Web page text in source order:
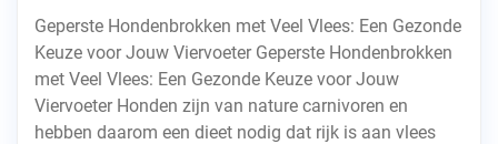
Geperste Hondenbrokken met Veel Vlees: Een Gezonde
Keuze voor Jouw Viervoeter Geperste Hondenbrokken
met Veel Vlees: Een Gezonde Keuze voor Jouw
Viervoeter Honden zijn van nature carnivoren en
hebben daarom een dieet nodig dat rijk is aan vlees